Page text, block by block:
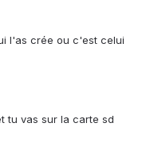
l'as crée ou c'est celui
tu vas sur la carte sd